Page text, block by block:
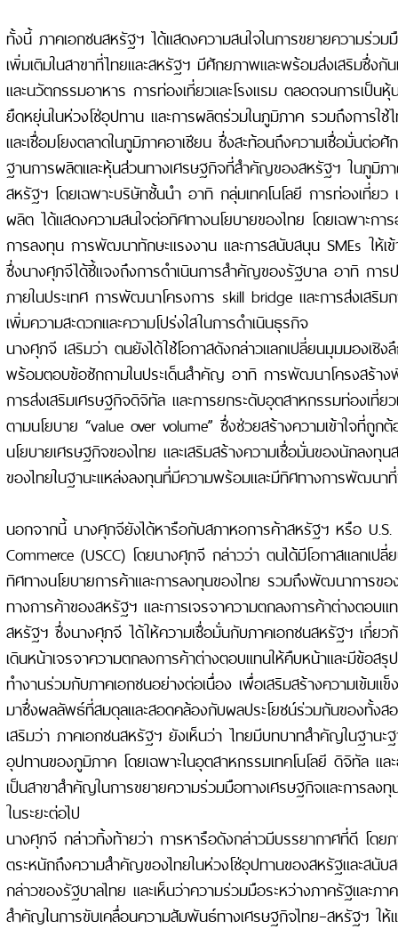
ทั้งนี้ ภาคเอกชนสหรัฐฯ ได้แสดงความสนใจในการขยายความร่วม
เพิ่มเติมในสาขาที่ไทยและสหรัฐฯ มีศักยภาพและพร้อมส่งเสริมซึ่งกั
และนวัตกรรมอาหาร การท่องเที่ยวและโรงแรม ตลอดจนการเป็น
ยืดหยุ่นในห่วงโซ่อุปทาน และการผลิตร่วมในภูมิภาค รวมถึงการใช้
และเชื่อมโยงตลาดในภูมิภาคอาเซียน ซึ่งสะท้อนถึงความเชื่อมั่นต่อ
ฐานการผลิตและหุ้นส่วนทางเศรษฐกิจที่สำคัญของสหรัฐฯ ในภูมิภ
สหรัฐฯ โดยเฉพาะบริษัทชั้นนำ อาทิ กลุ่มเทคโนโลยี การท่องเที่ยว
ผลิต ได้แสดงความสนใจต่อทิศทางนโยบายของไทย โดยเฉพาะกา
การลงทุน การพัฒนาทักษะแรงงาน และการสนับสนุน SMEs ให้เข้
ซึ่งนางศุภจีได้ชี้แจงถึงการดำเนินการสำคัญของรัฐบาล อาทิ การ
ภายในประเทศ การพัฒนาโครงการ skill bridge และการส่งเสริมก
เพิ่มความสะดวกและความโปร่งใสในการดำเนินธุรกิจ
นางศุภจี เสริมว่า ตนยังได้ใช้โอกาสดังกล่าวแลกเปลี่ยนมุมมองเชิ
พร้อมตอบข้อซักถามในประเด็นสำคัญ อาทิ การพัฒนาโครงสร้า
การส่งเสริมเศรษฐกิจดิจิทัล และการยกระดับอุตสาหกรรมท่องเที่
ตามนโยบาย “value over volume” ซึ่งช่วยสร้างความเข้าใจที่ถูก
นโยบายเศรษฐกิจของไทย และเสริมสร้างความเชื่อมั่นของนักลง
ของไทยในฐานะแหล่งลงทุนที่มีความพร้อมและมีทิศทางการพัฒนา
นอกจากนี้ นางศุภจียังได้หารือกับสภาหอการค้าสหรัฐฯ หรือ
Commerce (USCC) โดยนางศุภจี กล่าวว่า ตนได้มีโอกาสแลกเป
ทิศทางนโยบายการค้าและการลงทุนของไทย รวมถึงพัฒนาการขอ
ทางการค้าของสหรัฐฯ และการเจรจาความตกลงการค้าต่างตอบแ
สหรัฐฯ ซึ่งนางศุภจี ได้ให้ความเชื่อมั่นกับภาคเอกชนสหรัฐฯ เกี่ยว
เดินหน้าเจรจาความตกลงการค้าต่างตอบแทนให้คืบหน้าและมีข้อสรุ
ทำงานร่วมกับภาคเอกชนอย่างต่อเนื่อง เพื่อเสริมสร้างความเข้มแ
มาซึ่งผลลัพธ์ที่สมดุลและสอดคล้องกับผลประโยชน์ร่วมกันของทั้งส
เสริมว่า ภาคเอกชนสหรัฐฯ ยังเห็นว่า ไทยมีบทบาทสำคัญในฐานะ
อุปทานของภูมิภาค โดยเฉพาะในอุตสาหกรรมเทคโนโลยี ดิจิทัล แล
เป็นสาขาสำคัญในการขยายความร่วมมือทางเศรษฐกิจและการลงทุ
ในระยะต่อไป
นางศุภจี กล่าวทิ้งท้ายว่า การหารือดังกล่าวมีบรรยากาศที่ดี โดย
ตระหนักถึงความสำคัญของไทยในห่วงโซ่อุปทานของสหรัฐและสนับ
กล่าวของรัฐบาลไทย และเห็นว่าความร่วมมือระหว่างภาครัฐและภา
สำคัญในการขับเคลื่อนความสัมพันธ์ทางเศรษฐกิจไทย–สหรัฐฯ ใ